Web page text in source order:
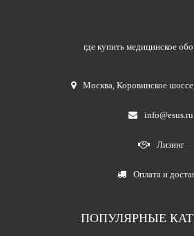
где купить медицинское
Москва,Коровинское
info@esus.ru
Лизинг
Оплата и
ПОПУЛЯРНЫЕ